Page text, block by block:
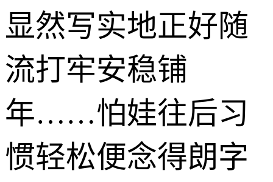
显然写实地正好随
流打牢安稳铺
年……怕娃往后习
惯轻松便念得朗字